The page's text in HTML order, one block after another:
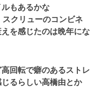
もあるかな
クリューのコンビネ
を感じたのは晩年にな
回転で癖のあるストレ
るらしい高橋由とか